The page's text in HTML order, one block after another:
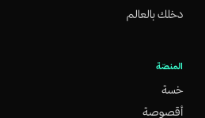
دخلك بالعالم
المنصّة
خسة
أقصوصة